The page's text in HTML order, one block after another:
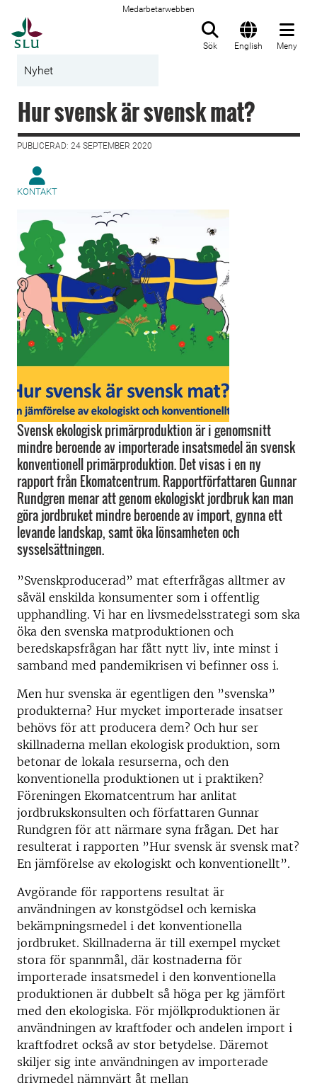
Medarbetarwebben
Sök English Meny
Nyhet
Hur svensk är svensk mat?
PUBLICERAD: 24 SEPTEMBER 2020
KONTAKT
Svensk ekologisk primärproduktion är i genomsnitt
mindre beroende av importerade insatsmedel än svensk
konventionell primärproduktion. Det visas i en ny
rapport från Ekomatcentrum. Rapportförfattaren Gunnar
Rundgren menar att genom ekologiskt jordbruk kan man
göra jordbruket mindre beroende av import, gynna ett
levande landskap, samt öka lönsamheten och
sysselsättningen.
”Svenskproducerad” mat efterfrågas alltmer av
såväl enskilda konsumenter som i offentlig
upphandling. Vi har en livsmedelsstrategi som ska
öka den svenska matproduktionen och
beredskapsfrågan har fått nytt liv, inte minst i
samband med pandemikrisen vi befinner oss i.
Men hur svenska är egentligen den ”svenska”
produkterna? Hur mycket importerade insatser
behövs för att producera dem? Och hur ser
skillnaderna mellan ekologisk produktion, som
betonar de lokala resurserna, och den
konventionella produktionen ut i praktiken?
Föreningen Ekomatcentrum har anlitat
jordbrukskonsulten och författaren Gunnar
Rundgren för att närmare syna frågan. Det har
resulterat i rapporten ”Hur svensk är svensk mat?
En jämförelse av ekologiskt och konventionellt”.
Avgörande för rapportens resultat är
användningen av konstgödsel och kemiska
bekämpningsmedel i det konventionella
jordbruket. Skillnaderna är till exempel mycket
stora för spannmål, där kostnaderna för
importerade insatsmedel i den konventionella
produktionen är dubbelt så höga per kg jämfört
med den ekologiska. För mjölkproduktionen är
användningen av kraftfoder och andelen import i
kraftfodret också av stor betydelse. Däremot
skiljer sig inte användningen av importerade
drivmedel nämnvärt åt mellan